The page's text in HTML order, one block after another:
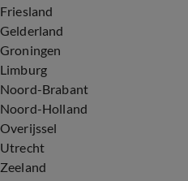
Friesland
Gelderland
Groningen
Limburg
Noord-Brabant
Noord-Holland
Overijssel
Utrecht
Zeeland